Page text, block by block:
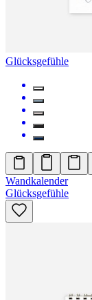
Glücksgefühle
Wandkalender
Glücksgefühle